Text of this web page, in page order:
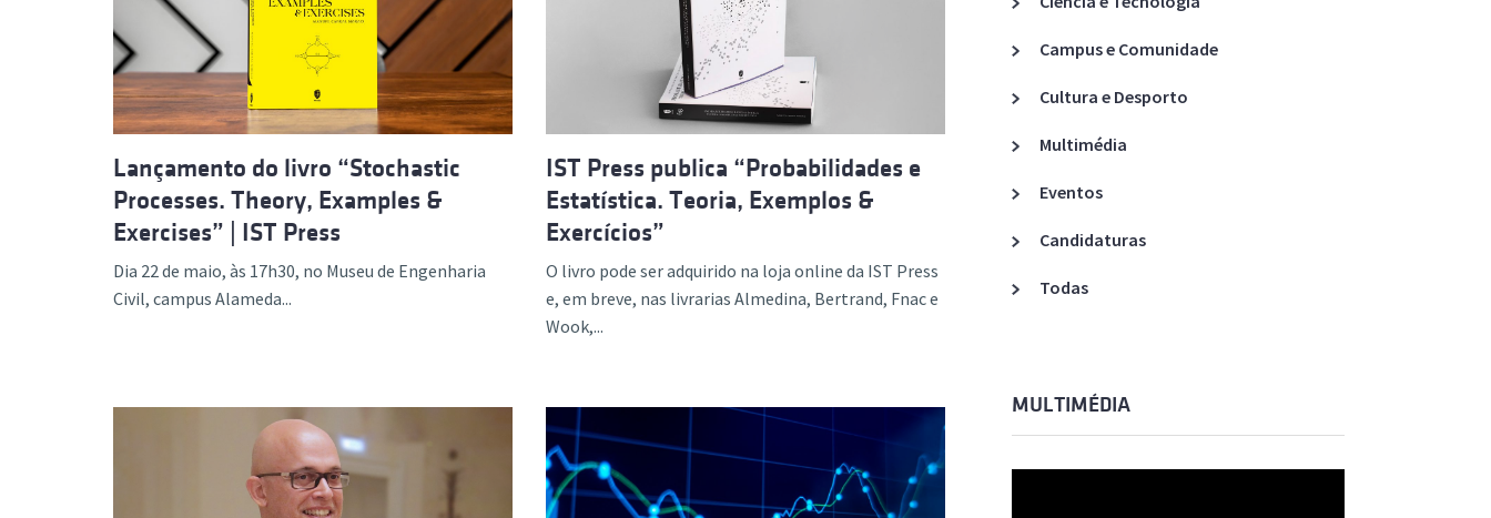
Formação Avançada
Acreditações A3ES
Lançamento do livro “Stochastic
Processes. Theory, Examples &
Exercises” | IST Press
Dia 22 de maio, às 17h30, no Museu de Engenharia
Civil, campus Alameda...
IST Press publica “Probabilidades e
Estatística. Teoria, Exemplos &
Exercícios”
O livro pode ser adquirido na loja online da IST Press
e, em breve, nas livrarias Almedina, Bertrand, Fnac e
Wook,...
Campus e Comunidade
Cultura e Desporto
Multimédia
Eventos
Candidaturas
Todas
MULTIMÉDIA